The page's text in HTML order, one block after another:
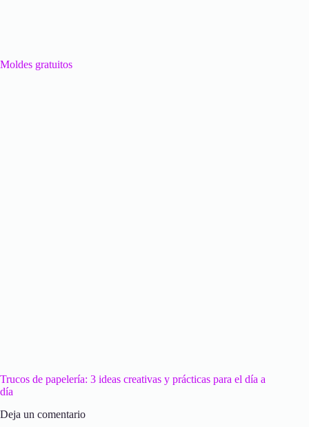
Moldes gratuitos
Trucos de papelería: 3 ideas creativas y prácticas para el día a
día
Deja un comentario